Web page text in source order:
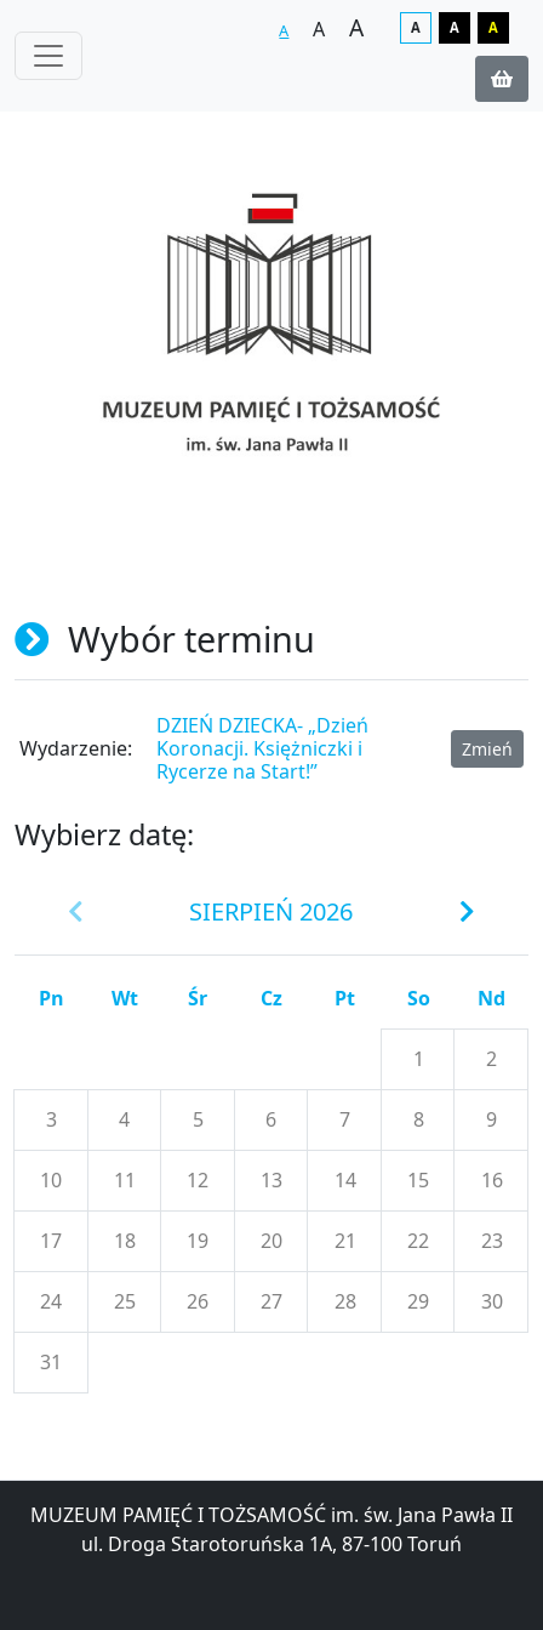
A A A A A A
Wybór terminu
Wydarzenie:
DZIEŃ DZIECKA- „Dzień
Koronacji. Księżniczki i
Rycerze na Start!”
Zmień
Wybierz datę:
SIERPIEŃ 2026
Pn Wt Śr Cz Pt So Nd
1 2
3 4 5 6 7 8 9
10 11 12 13 14 15 16
17 18 19 20 21 22 23
24 25 26 27 28 29 30
31
MUZEUM PAMIĘĆ I TOŻSAMOŚĆ im. św. Jana Pawła II
ul. Droga Starotoruńska 1A, 87-100 Toruń